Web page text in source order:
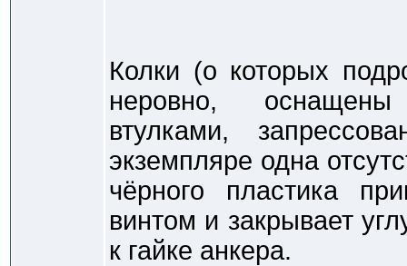
Колки (о которых
неровно,
втулками,
экземпляре одна
чёрного пластика
винтом и закрывает
к гайке анкера.